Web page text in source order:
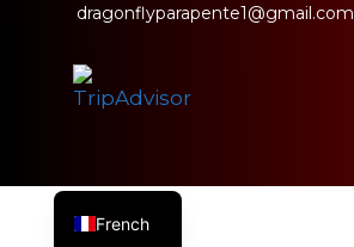
dragonflyparapente1@gmail.com
French